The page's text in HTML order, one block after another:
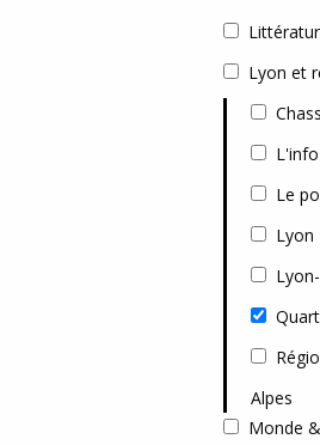
Lyon et
Le
Lyon
Alpes
Monde